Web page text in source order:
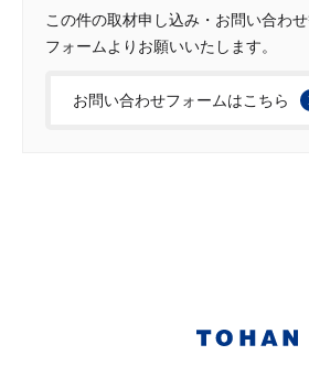
この件の取材申し込み・お問い合わ
フォームよりお願いいたします。
お問い合わせフォームはこちら